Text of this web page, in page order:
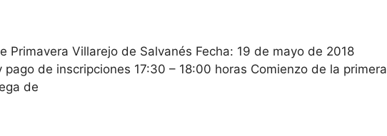
Primavera Villarejo de Salvanés Fecha: 19 de mayo de 2018
pago de inscripciones 17:30 – 18:00 horas Comienzo de la primera
de